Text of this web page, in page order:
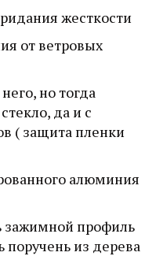
жесткости
от ветровых
но тогда
да и с
( защита пленки
алюминия
зажимной профиль
из дерева